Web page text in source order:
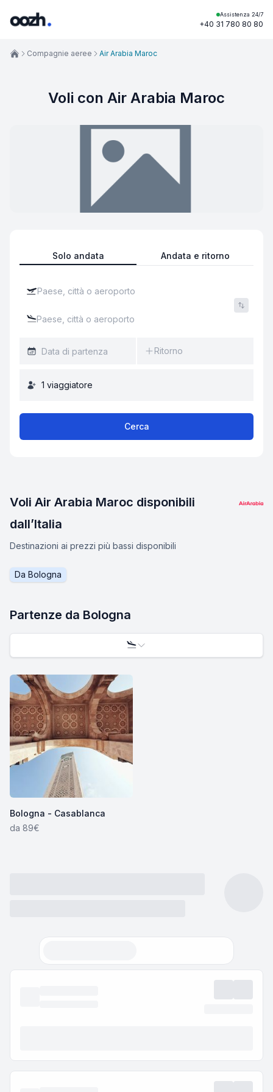
Assistenza 24/7
+40 31 780 80 80
Voli con Air Arabia Maroc
Solo andata Andata e ritorno
Ritorno
1 viaggiatore
Cerca
Compagnie aeree Air Arabia Maroc
Voli Air Arabia Maroc disponibili
dall’Italia
Destinazioni ai prezzi più bassi disponibili
Da Bologna
Partenze da Bologna
Bologna - Casablanca
da 89€